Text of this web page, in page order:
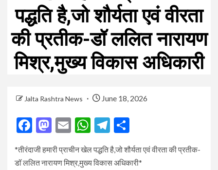
पद्धति है,जो शौर्यता एवं वीरता
की प्रतीक-डॉ ललित नारायण
मिश्र,मुख्य विकास अधिकारी
Jalta Rashtra News June 18, 2026
Facebook
Mastodon
EmailWhatsApp
Telegram
*तीरंदाजी हमारी प्राचीन खेल पद्धति है,जो शौर्यता एवं वीरता की प्रतीक-
डॉ ललित नारायण मिश्र,मुख्य विकास अधिकारी*